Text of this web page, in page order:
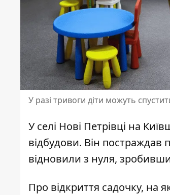
У разі тривоги діти можуть
У селі Нові Петрівці на
відбудови. Він постраждав
відновили з нуля,
Про відкриття садочку, на